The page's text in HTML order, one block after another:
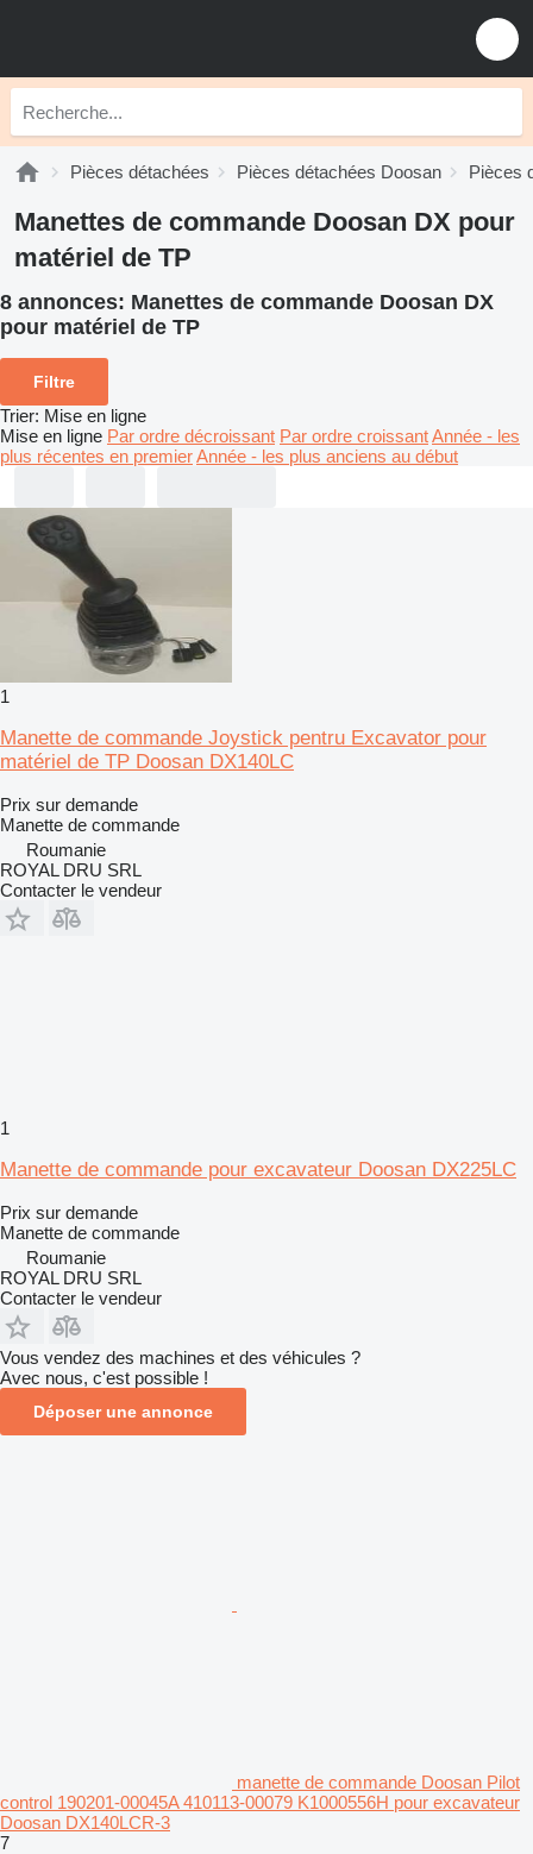
Pièces détachées Pièces détachées Doosan Pièces
Manettes de commande Doosan DX pour
matériel de TP
8 annonces: Manettes de commande Doosan DX
pour matériel de TP
Filtre
Trier: Mise en ligne
Mise en ligne Par ordre décroissant Par ordre croissantAnnée - les
plus récentes en premierAnnée - les plus anciens au début
1
Manette de commande Joystick pentru Excavator pour
matériel de TP Doosan DX140LC
Prix sur demande
Manette de commande
Roumanie
ROYAL DRU SRL
Contacter le vendeur
1
Manette de commande pour excavateur Doosan DX225LC
Prix sur demande
Manette de commande
Roumanie
ROYAL DRU SRL
Contacter le vendeur
Vous vendez des machines et des véhicules ?
Avec nous, c'est possible !
Déposer une annonce
manette de commande Doosan Pilot
control 190201-00045A 410113-00079 K1000556H pour excavateur
Doosan DX140LCR-3
7